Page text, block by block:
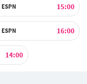
ESPN 15:00
ESPN 16:00
14:00